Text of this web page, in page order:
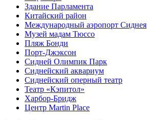
Здание Парламента
Китайский район
Международный аэропорт Сиднея
Музей мадам Тюссо
Пляж Бонди
Порт-Джэксон
Сидней Олимпик Парк
Сиднейский аквариум
Сиднейский оперный театр
Театр «Кэпитол»
Харбор-Бридж
Центр Martin Place